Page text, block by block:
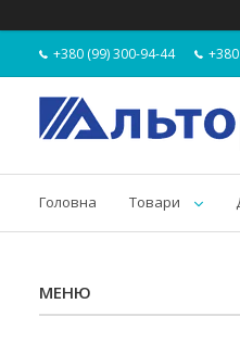
+380 (99) 300-94-44
Головна Товари